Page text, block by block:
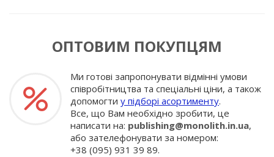
ОПТОВИМ ПОКУПЦЯМ
Ми готові запропонувати відмінні умови
співробітництва та спеціальні ціни, а також
допомогти у підборі асортименту.
Все, що Вам необхідно зробити, це
написати на: publishing@monolith.in.ua,
або зателефонувати за номером:
+38 (095) 931 39 89.